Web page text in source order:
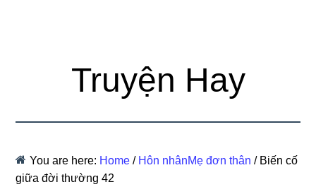
Truyện Hay
You are here: Home / Hôn nhânMẹ đơn thân /Biến cố
giữa đời thường 42